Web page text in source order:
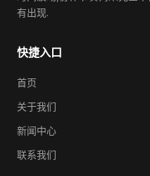
有出现.
快捷入口
首页
关于我们
新闻中心
联系我们